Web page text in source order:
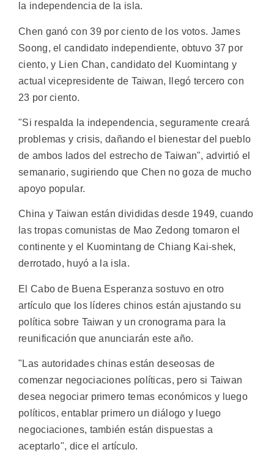
la independencia de la isla.
Chen ganó con 39 por ciento de los votos. James
Soong, el candidato independiente, obtuvo 37 por
ciento, y Lien Chan, candidato del Kuomintang y
actual vicepresidente de Taiwan, llegó tercero con
23 por ciento.
"Si respalda la independencia, seguramente creará
problemas y crisis, dañando el bienestar del pueblo
de ambos lados del estrecho de Taiwan", advirtió el
semanario, sugiriendo que Chen no goza de mucho
apoyo popular.
China y Taiwan están divididas desde 1949, cuando
las tropas comunistas de Mao Zedong tomaron el
continente y el Kuomintang de Chiang Kai-shek,
derrotado, huyó a la isla.
El Cabo de Buena Esperanza sostuvo en otro
artículo que los líderes chinos están ajustando su
política sobre Taiwan y un cronograma para la
reunificación que anunciarán este año.
"Las autoridades chinas están deseosas de
comenzar negociaciones políticas, pero si Taiwan
desea negociar primero temas económicos y luego
políticos, entablar primero un diálogo y luego
negociaciones, también están dispuestas a
aceptarlo", dice el artículo.